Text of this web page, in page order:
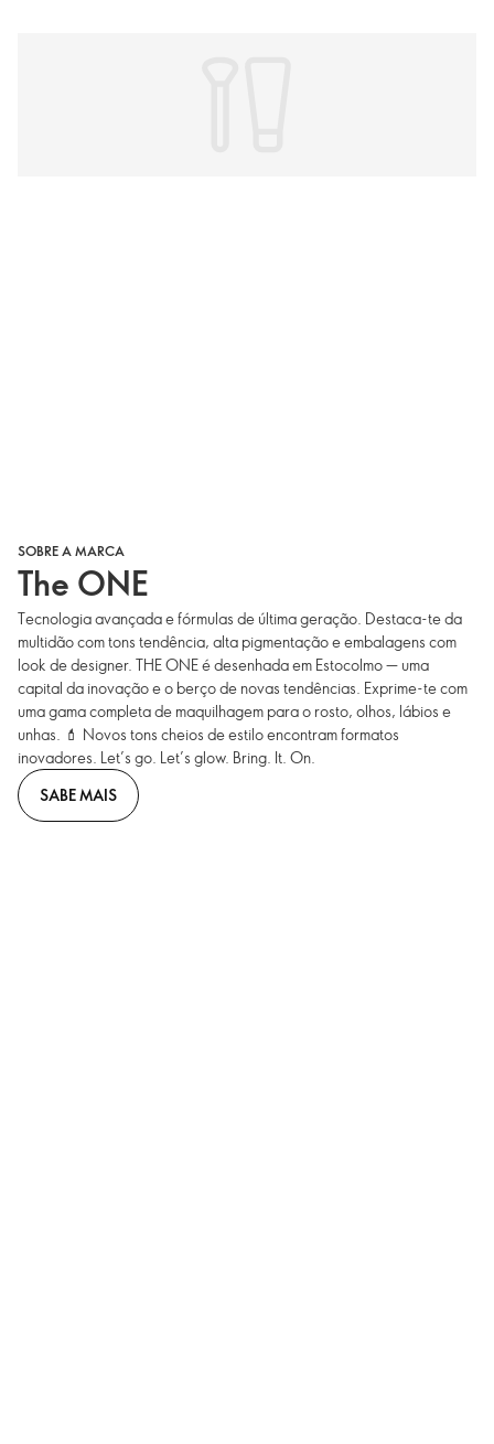
SOBRE A MARCA
The ONE
Tecnologia avançada e fórmulas de última geração. Destaca-te da
multidão com tons tendência, alta pigmentação e embalagens com
look de designer. THE ONE é desenhada em Estocolmo — uma
capital da inovação e o berço de novas tendências. Exprime-te com
uma gama completa de maquilhagem para o rosto, olhos, lábios e
unhas. 💄 Novos tons cheios de estilo encontram formatos
inovadores. Let’s go. Let’s glow. Bring. It. On.
SABE MAIS